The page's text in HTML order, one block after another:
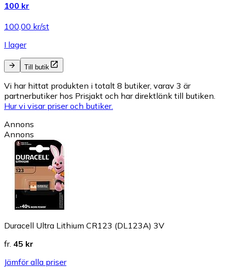
100 kr
100,00 kr/st
I lager
Till butik
Vi har hittat produkten i totalt 8 butiker, varav 3 är
partnerbutiker hos Prisjakt och har direktlänk till butiken.
Hur vi visar priser och butiker.
Annons
Annons
Duracell Ultra Lithium CR123 (DL123A) 3V
fr. 45 kr
Jämför alla priser